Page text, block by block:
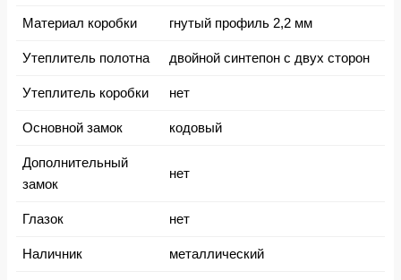
Материал коробки гнутый профиль 2,2 мм
Утеплитель полотна двойной синтепон с двух сторон
Утеплитель коробки нет
Основной замок кодовый
Дополнительный
замок
нет
Глазок нет
Наличник металлический